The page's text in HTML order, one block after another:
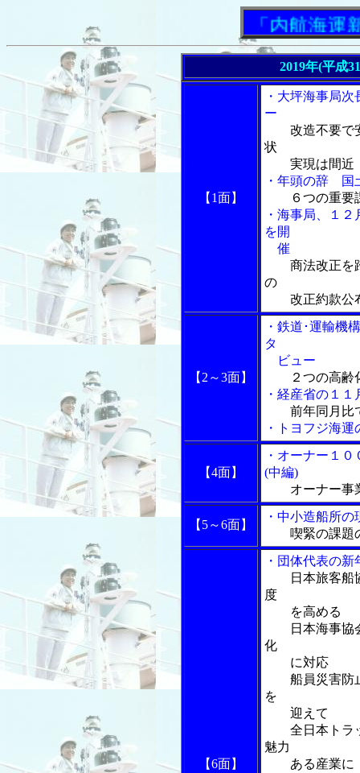
「内航海運新聞
2019年(平成
【1面】
・大坪海事局
ー
改造不要で安
状
実現は間近
・年頭の辞 国
６つの重
・海事局、１
を開
催
商法改正を
の
改正約款公
【2～3面】
・鉄道･運輸機
タ
ビュー
２つの高齢化
・経産省の１
前年同月比
・トヨフジ海
【4面】
・オーナー１
(中編)
オーナー事
【5～6面】
・中小造船所
喫緊の課題
【6面】
・団体代表の新
日本旅客船
度
を高める
日本海事協会
化
に対応
船員災害防止
を
迎えて
全日本トラッ
魅力
ある産業に